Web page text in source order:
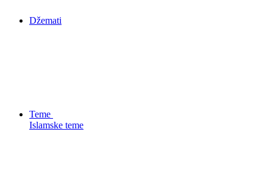
Džemati
Teme
Islamske teme